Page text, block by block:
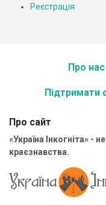
Реєстрація
Про нас
Підтримати
Про сайт
«Україна Інкогніта» -
краєзнавства.